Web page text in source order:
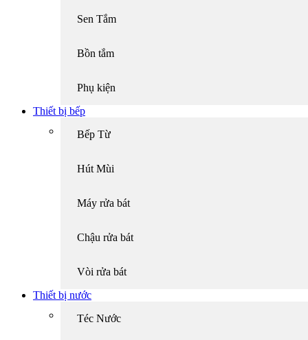
Sen Tắm
Bồn tắm
Phụ kiện
Thiết bị bếp
Bếp Từ
Hút Mùi
Máy rửa bát
Chậu rửa bát
Vòi rửa bát
Thiết bị nước
Téc Nước